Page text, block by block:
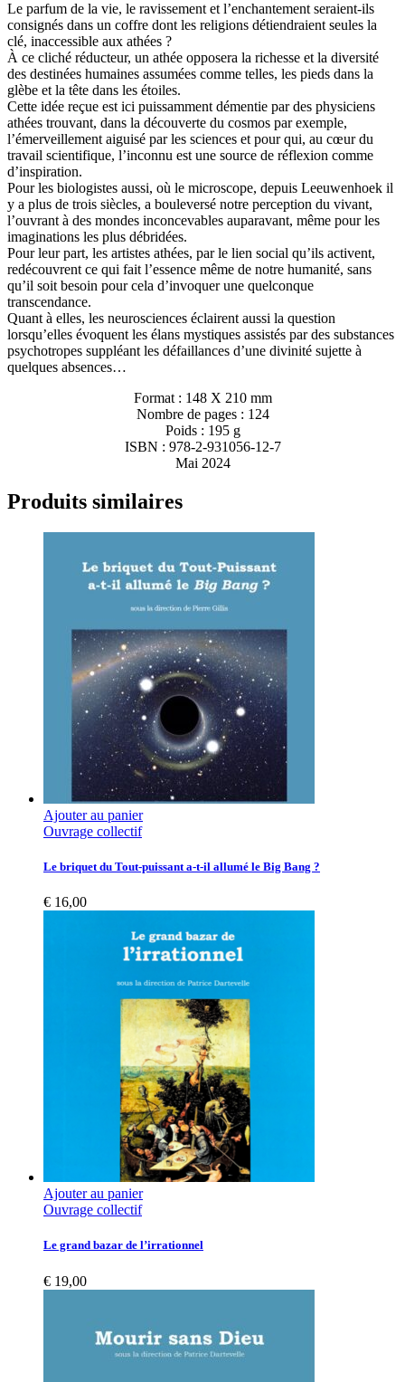
Le parfum de la vie, le ravissement et l’enchantement seraient-ils
consignés dans un coffre dont les religions détiendraient seules la
clé, inaccessible aux athées ?
À ce cliché réducteur, un athée opposera la richesse et la diversité
des destinées humaines assumées comme telles, les pieds dans la
glèbe et la tête dans les étoiles.
Cette idée reçue est ici puissamment démentie par des physiciens
athées trouvant, dans la découverte du cosmos par exemple,
l’émerveillement aiguisé par les sciences et pour qui, au cœur du
travail scientifique, l’inconnu est une source de réflexion comme
d’inspiration.
Pour les biologistes aussi, où le microscope, depuis Leeuwenhoek il
y a plus de trois siècles, a bouleversé notre perception du vivant,
l’ouvrant à des mondes inconcevables auparavant, même pour les
imaginations les plus débridées.
Pour leur part, les artistes athées, par le lien social qu’ils activent,
redécouvrent ce qui fait l’essence même de notre humanité, sans
qu’il soit besoin pour cela d’invoquer une quelconque
transcendance.
Quant à elles, les neurosciences éclairent aussi la question
lorsqu’elles évoquent les élans mystiques assistés par des substances
psychotropes suppléant les défaillances d’une divinité sujette à
quelques absences…
Format : 148 X 210 mm
Nombre de pages : 124
Poids : 195 g
ISBN : 978-2-931056-12-7
Mai 2024
Produits similaires
Ajouter au panier
Ouvrage collectif
Le briquet du Tout-puissant a-t-il allumé le Big Bang ?
€ 16,00
Ajouter au panier
Ouvrage collectif
Le grand bazar de l’irrationnel
€ 19,00